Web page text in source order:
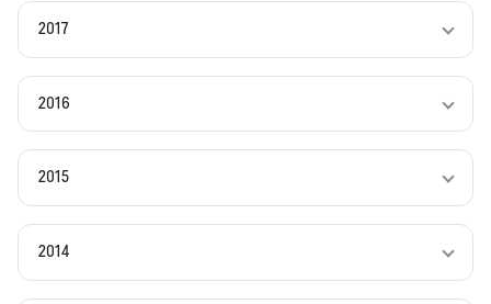
2017
2016
2015
2014